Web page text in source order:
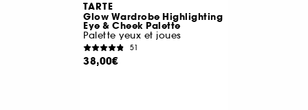
TARTE
Glow Wardrobe Highlighting
Eye & Cheek Palette
Palette yeux et joues
51
38,00€